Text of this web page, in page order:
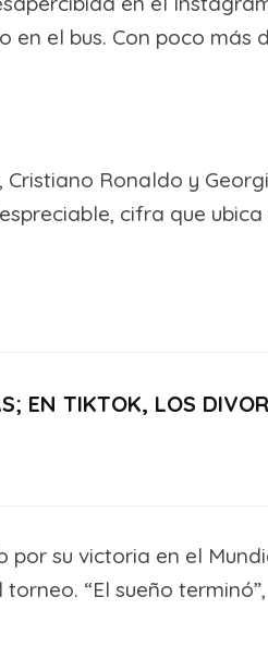
el bus. Con poco más
Ronaldo y
cifra que
EN TIKTOK, LOS
su victoria en el
“El sueño